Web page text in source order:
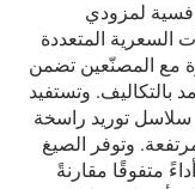
لمزودي
السعرية المتعددة
مع المصنّعين تضمن
بالتكاليف. وتستفيد
سلاسل توريد راسخة
وتوفر الصيغ
متفوقًا مقارنةً